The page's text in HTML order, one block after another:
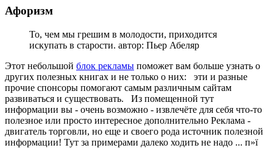
Афоризм
То, чем мы грешим в молодости, приходится
искупать в старости. автор: Пьер Абеляр
Этот небольшой блок рекламы поможет вам больше узнать о
других полезных книгах и не только о них:
эти и разные
прочие спонсоры помогают самым различным сайтам
развиваться и существовать. Из помещенной тут
информации вы - очень возможно - извлечёте для себя что-то
полезное или просто интересное дополнительно Реклама -
двигатель торговли, но еще и своего рода источник полезной
информации! Тут за примерами далеко ходить не надо ... п»ї